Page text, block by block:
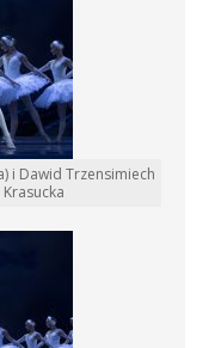
i Dawid Trzensimiech